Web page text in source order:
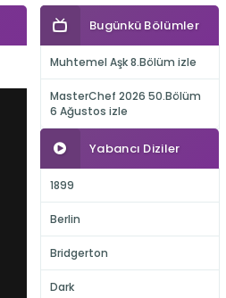
Bugünkü Bölümler
Muhtemel Aşk 8.Bölüm izle
MasterChef 2026 50.Bölüm
6 Ağustos izle
Yabancı Diziler
1899
Berlin
Bridgerton
Dark